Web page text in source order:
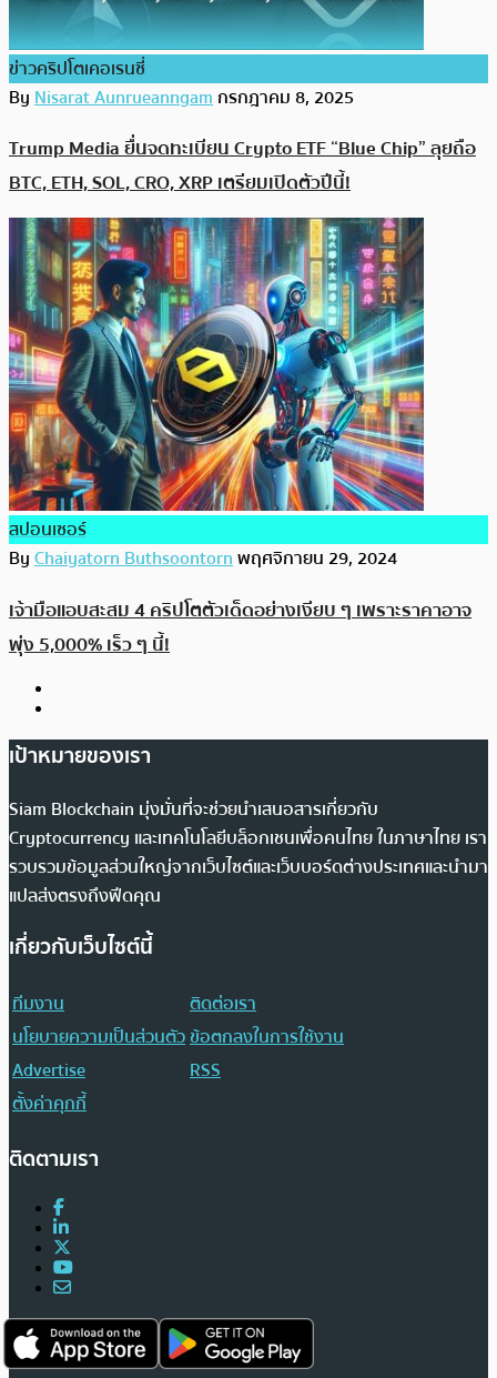
ข่าวคริปโตเคอเรนซี่
ByNisarat Aunrueanngamกรกฎาคม 8, 2025
Trump Media ยื่นจดทะเบียน Crypto ETF “Blue Chip” ลุยถือ
BTC, ETH, SOL, CRO, XRP เตรียมเปิดตัวปีนี้!
สปอนเซอร์
ByChaiyatorn Buthsoontornพฤศจิกายน 29, 2024
เจ้ามือแอบสะสม 4 คริปโตตัวเด็ดอย่างเงียบ ๆ เพราะราคาอาจ
พุ่ง 5,000% เร็ว ๆ นี้!
เป้าหมายของเรา
Siam Blockchain มุ่งมั่นที่จะช่วยนำเสนอสารเกี่ยวกับ
Cryptocurrency และเทคโนโลยีบล็อกเชนเพื่อคนไทย ในภาษาไทย เรา
รวบรวมข้อมูลส่วนใหญ่จากเว็บไซต์และเว็บบอร์ดต่างประเทศและนำมา
แปลส่งตรงถึงฟีดคุณ
เกี่ยวกับเว็บไซต์นี้
ทีมงาน
ติดต่อเรา
นโยบายความเป็นส่วนตัวข้อตกลงในการใช้งาน
Advertise
RSS
ตั้งค่าคุกกี้
ติดตามเรา